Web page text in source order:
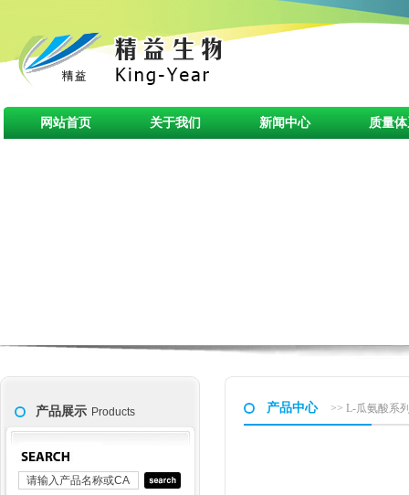
网站首页 关于我们 新闻中心 质量
产品展示 Products 产品中心 >> L-瓜氨酸系